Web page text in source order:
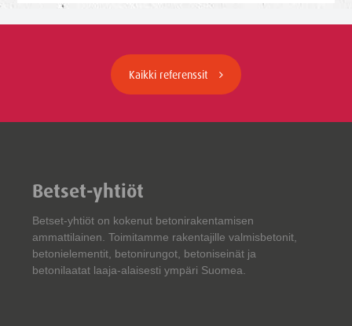
Kaikki referenssit
Betset-yhtiöt
Betset-yhtiöt on kokenut betonirakentamisen
ammattilainen. Toimitamme rakentajille valmisbetonit,
betonielementit, betonirungot, betoniseinät ja
betonilaatat laaja-alaisesti ympäri Suomea.